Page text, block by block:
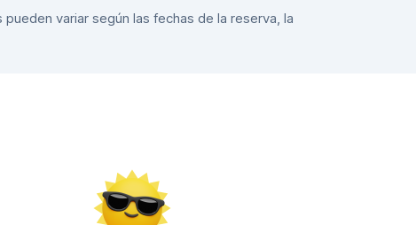
variar según las fechas de la reserva, la